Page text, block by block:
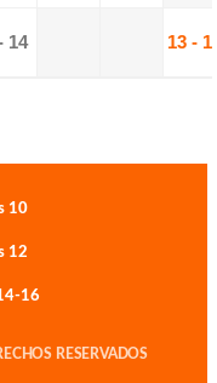
14 13 -
10
12
16
RESERVADOS